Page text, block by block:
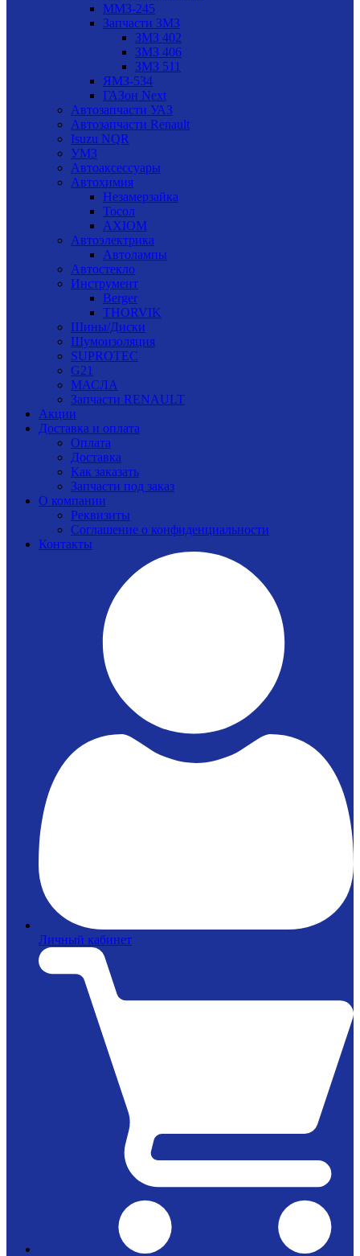
ММЗ-245
Запчасти ЗМЗ
ЗМЗ 402
ЗМЗ 406
ЗМЗ 511
ЯМЗ-534
ГАЗон Next
Автозапчасти УАЗ
Автозапчасти Renault
Isuzu NQR
УМЗ
Автоаксессуары
Автохимия
Незамерзайка
Тосол
AXIOM
Автоэлектрика
Автолампы
Автостекло
Инструмент
Berger
THORVIK
Шины/Диски
Шумоизоляция
SUPROTEC
G21
МАСЛА
Запчасти RENAULT
Акции
Доставка и оплата
Оплата
Доставка
Как заказать
Запчасти под заказ
О компании
Реквизиты
Соглашение о конфиденциальности
Контакты
Личный кабинет